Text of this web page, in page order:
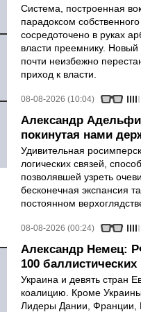
Система, построенная
парадоксом
сосредоточено в руках
власти преемнику.
почти неизбежно
приход к власти.
08-08-2026 (10:04)
Александр
покинутая нами
Удивительная
логических связей,
позволявшей узреть
бесконечная экспансия
постоянном
08-08-2026 (00:24)
Александр Немец:
100 баллистических
Украина и девять стран
коалицию. Кроме
Лидеры Дании, Франции,